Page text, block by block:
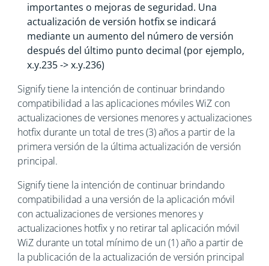
importantes o mejoras de seguridad. Una
actualización de versión hotfix se indicará
mediante un aumento del número de versión
después del último punto decimal (por ejemplo,
x.y.235 -> x.y.236)
Signify tiene la intención de continuar brindando
compatibilidad a las aplicaciones móviles WiZ con
actualizaciones de versiones menores y actualizaciones
hotfix durante un total de tres (3) años a partir de la
primera versión de la última actualización de versión
principal.
Signify tiene la intención de continuar brindando
compatibilidad a una versión de la aplicación móvil
con actualizaciones de versiones menores y
actualizaciones hotfix y no retirar tal aplicación móvil
WiZ durante un total mínimo de un (1) año a partir de
la publicación de la actualización de versión principal